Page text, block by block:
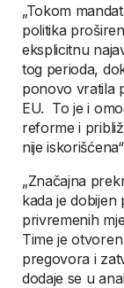
„Tokom
politika
eksplicitnu
tog perioda,
ponovo vratila
EU. To je i
reforme i
nije
„Značajna
kada je dobijen
privremenih
Time je
pregovora i
dodaje se u